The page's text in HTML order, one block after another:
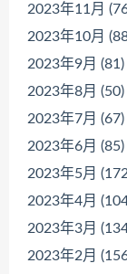
2023年11月
2023年10月
2023年9月 (81)
2023年8月 (50)
2023年7月 (67)
2023年6月 (85)
2023年5月
2023年4月
2023年3月
2023年2月